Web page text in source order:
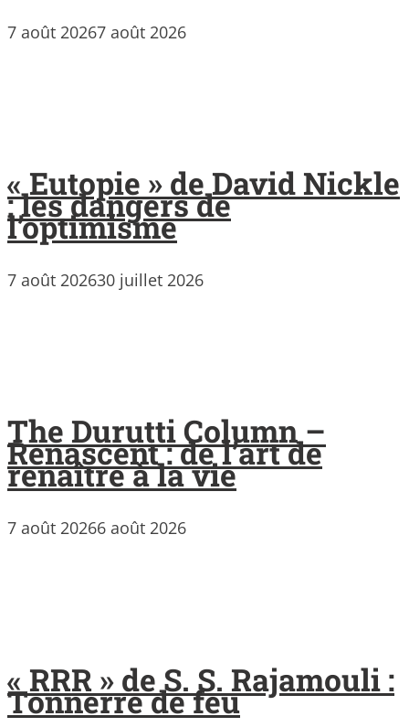
7 août 20267 août 2026
« Eutopie » de David Nickle
: les dangers de
l’optimisme
7 août 202630 juillet 2026
The Durutti Column –
Renascent : de l’art de
renaître à la vie
7 août 20266 août 2026
« RRR » de S. S. Rajamouli :
Tonnerre de feu